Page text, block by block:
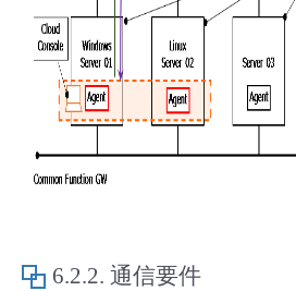
- APIリファレンス
- Flexible InterConnect
- ITインフラストラクチャー
- その他
6.2.2. 通信要件